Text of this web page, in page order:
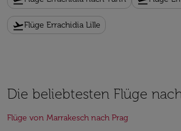
flight_takeoffFlüge Errachidia Lille
Die beliebtesten Flüge
Flüge von Marrakesch nach Prag